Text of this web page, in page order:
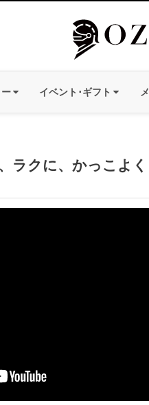
イベント･ギフト
ラクに、かっこよ
半袖】ナチュラルフィット・クール